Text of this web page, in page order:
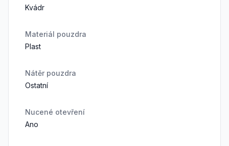
Kvádr
Materiál pouzdra
Plast
Nátěr pouzdra
Ostatní
Nucené otevření
Ano